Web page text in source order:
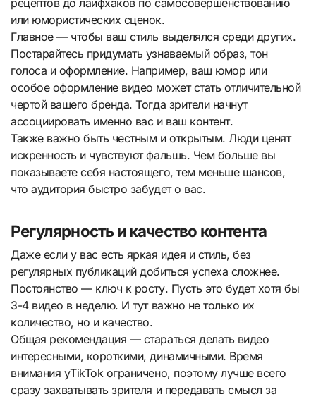
или юмористических сценок.
Главное — чтобы ваш стиль выделялся среди других.
Постарайтесь придумать узнаваемый образ, тон
голоса и оформление. Например, ваш юмор или
особое оформление видео может стать отличительной
чертой вашего бренда. Тогда зрители начнут
ассоциировать именно вас и ваш контент.
Также важно быть честным и открытым. Люди ценят
искренность и чувствуют фальшь. Чем больше вы
показываете себя настоящего, тем меньше шансов,
что аудитория быстро забудет о вас.
Регулярность и качество контента
Даже если у вас есть яркая идея и стиль, без
регулярных публикаций добиться успеха сложнее.
Постоянство — ключ к росту. Пусть это будет хотя бы
3-4 видео в неделю. И тут важно не только их
количество, но и качество.
Общая рекомендация — стараться делать видео
интересными, короткими, динамичными. Время
внимания уTikTok ограничено, поэтому лучше всего
сразу захватывать зрителя и передавать смысл за